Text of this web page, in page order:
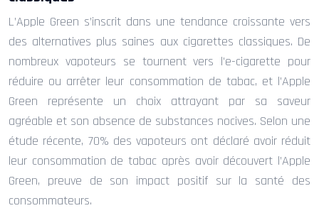
L’Apple Green s’inscrit dans une tendance croissante vers
des alternatives plus saines aux cigarettes classiques. De
nombreux vapoteurs se tournent vers l’e-cigarette pour
réduire ou arrêter leur consommation de tabac, et l’Apple
Green représente un choix attrayant par sa saveur
agréable et son absence de substances nocives. Selon une
étude récente, 70% des vapoteurs ont déclaré avoir réduit
leur consommation de tabac après avoir découvert l’Apple
Green, preuve de son impact positif sur la santé des
consommateurs.